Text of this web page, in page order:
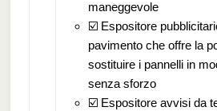
maneggevole
☑️ Espositore
pavimento che offre la
sostituire i pannelli in
senza sforzo
☑️ Espositore avvisi da